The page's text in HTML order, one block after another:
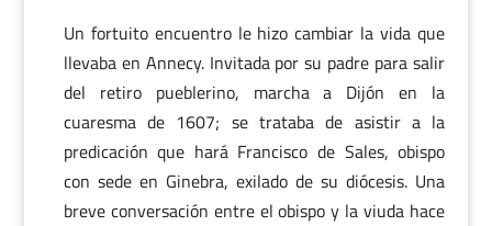
Un fortuito encuentro le hizo cambiar la vida que
llevaba en Annecy. Invitada por su padre para salir
del retiro pueblerino, marcha a Dijón en la
cuaresma de 1607; se trataba de asistir a la
predicación que hará Francisco de Sales, obispo
con sede en Ginebra, exilado de su diócesis. Una
breve conversación entre el obispo y la viuda hace